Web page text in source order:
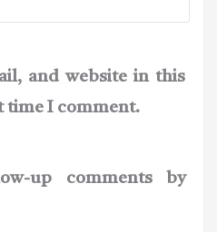
and website in this
time I comment.
up comments by